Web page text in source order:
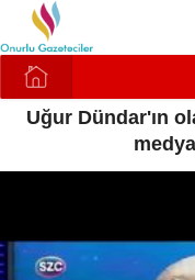
Uğur Dündar'ın